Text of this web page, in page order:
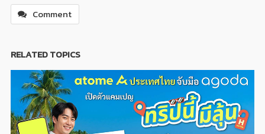
Comment
RELATED TOPICS